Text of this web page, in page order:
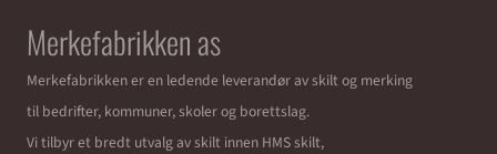
Merkefabrikken as
Merkefabrikken er en ledende leverandør av skilt og merking
til bedrifter, kommuner, skoler og borettslag.
Vi tilbyr et bredt utvalg av skilt innen HMS skilt,